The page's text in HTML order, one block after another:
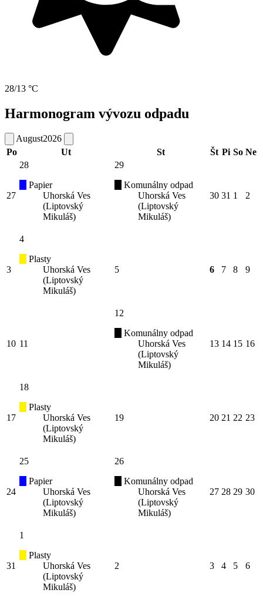
28/13 °C
Harmonogram vývozu odpadu
August2026
Po
Ut St Št Pi So Ne
27
28
Papier
Uhorská Ves
(Liptovský
Mikuláš)
29
Komunálny odpad
Uhorská Ves
(Liptovský
Mikuláš)
30 31 1 2
3
4
Plasty
Uhorská Ves
(Liptovský
Mikuláš)
5 6 7 8 9
10 11
12
Komunálny odpad
Uhorská Ves
(Liptovský
Mikuláš)
13 14 15 16
17
18
Plasty
Uhorská Ves
(Liptovský
Mikuláš)
19 20 21 22 23
24
25
Papier
Uhorská Ves
(Liptovský
Mikuláš)
26
Komunálny odpad
Uhorská Ves
(Liptovský
Mikuláš)
27 28 29 30
31
1
Plasty
Uhorská Ves
(Liptovský
Mikuláš)
2 3 4 5 6